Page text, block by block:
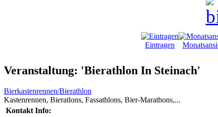
Eintragen
Veranstaltung: 'Bierathlon In Steinach'
Bierkastenrennen/Bierathlon
Kastenrennen, Bieratlons, Fassathlons, Bier-Marathons,...
Kontakt Info: